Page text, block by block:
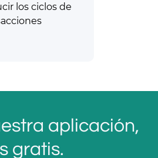
los ciclos de
aplicación,
gratis.